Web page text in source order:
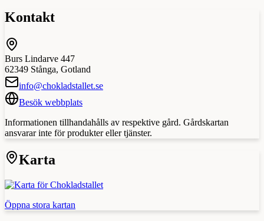
Kontakt
Burs Lindarve 447
62349 Stånga, Gotland
info@chokladstallet.se
Besök webbplats
Informationen tillhandahålls av respektive gård. Gårdskartan
ansvarar inte för produkter eller tjänster.
Karta
Öppna stora kartan